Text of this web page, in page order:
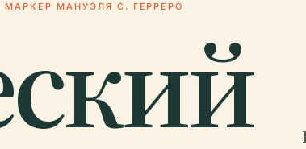
МАНУЭЛЯ С. ГЕРРЕРО